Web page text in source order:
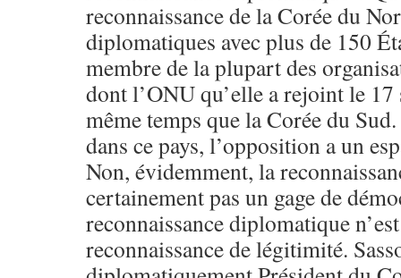
reconnaissance de la Corée du
diplomatiques avec plus de 150
membre de la plupart des
dont l’ONU qu’elle a rejoint le 17
même temps que la Corée du
dans ce pays, l’opposition a un
Non, évidemment, la
certainement pas un gage de
reconnaissance diplomatique
reconnaissance de légitimité.